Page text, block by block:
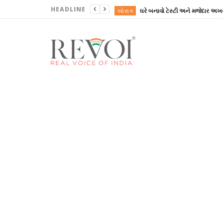
HEADLINE ખોરાક ઘરે બનાવો ટેસ્ટી અને મજેદાર
ગુજરાત
ગુજરાત